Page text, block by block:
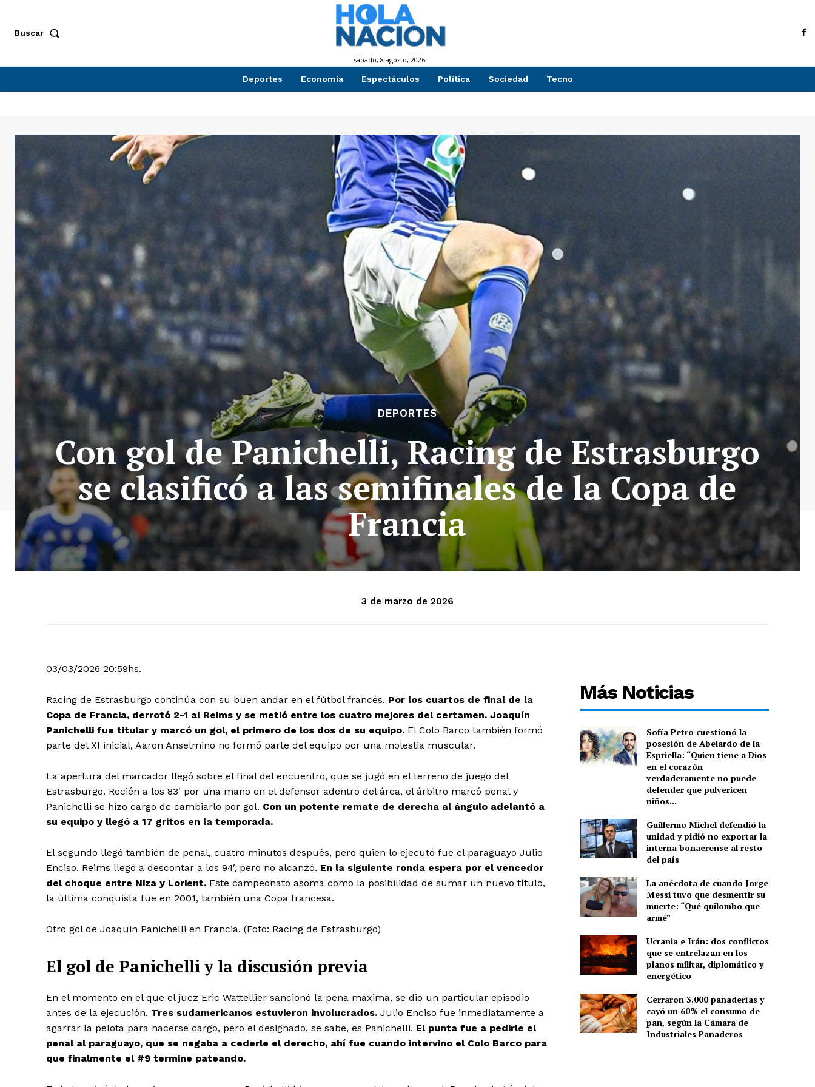
Buscar
sábado, 8 agosto, 2026
Deportes Economía Espectáculos Política Sociedad Tecno
DEPORTES
Con gol de Panichelli, Racing de Estrasburgo
se clasificó a las semifinales de la Copa de
Francia
3 de marzo de 2026
03/03/2026 20:59hs.
Racing de Estrasburgo continúa con su buen andar en el fútbol francés. Por los cuartos de final de la
Copa de Francia, derrotó 2-1 al Reims y se metió entre los cuatro mejores del certamen. Joaquín
Panichelli fue titular y marcó un gol, el primero de los dos de su equipo. El Colo Barco también formó
parte del XI inicial, Aaron Anselmino no formó parte del equipo por una molestia muscular.
La apertura del marcador llegó sobre el final del encuentro, que se jugó en el terreno de juego del
Estrasburgo. Recién a los 83′ por una mano en el defensor adentro del área, el árbitro marcó penal y
Panichelli se hizo cargo de cambiarlo por gol. Con un potente remate de derecha al ángulo adelantó a
su equipo y llegó a 17 gritos en la temporada.
El segundo llegó también de penal, cuatro minutos después, pero quien lo ejecutó fue el paraguayo Julio
Enciso. Reims llegó a descontar a los 94′, pero no alcanzó. En la siguiente ronda espera por el vencedor
del choque entre Niza y Lorient. Este campeonato asoma como la posibilidad de sumar un nuevo título,
la última conquista fue en 2001, también una Copa francesa.
Otro gol de Joaquin Panichelli en Francia. (Foto: Racing de Estrasburgo)
El gol de Panichelli y la discusión previa
En el momento en el que el juez Eric Wattellier sancionó la pena máxima, se dio un particular episodio
antes de la ejecución. Tres sudamericanos estuvieron involucrados. Julio Enciso fue inmediatamente a
agarrar la pelota para hacerse cargo, pero el designado, se sabe, es Panichelli. El punta fue a pedirle el
penal al paraguayo, que se negaba a cederle el derecho, ahí fue cuando intervino el Colo Barco para
que finalmente el #9 termine pateando.
Más Noticias
Sofía Petro cuestionó la
posesión de Abelardo de la
Espriella: “Quien tiene a Dios
en el corazón
verdaderamente no puede
defender que pulvericen
niños...
Guillermo Michel defendió la
unidad y pidió no exportar la
interna bonaerense al resto
del país
La anécdota de cuando Jorge
Messi tuvo que desmentir su
muerte: “Qué quilombo que
armé”
Ucrania e Irán: dos conflictos
que se entrelazan en los
planos militar, diplomático y
energético
Cerraron 3.000 panaderías y
cayó un 60% el consumo de
pan, según la Cámara de
Industriales Panaderos